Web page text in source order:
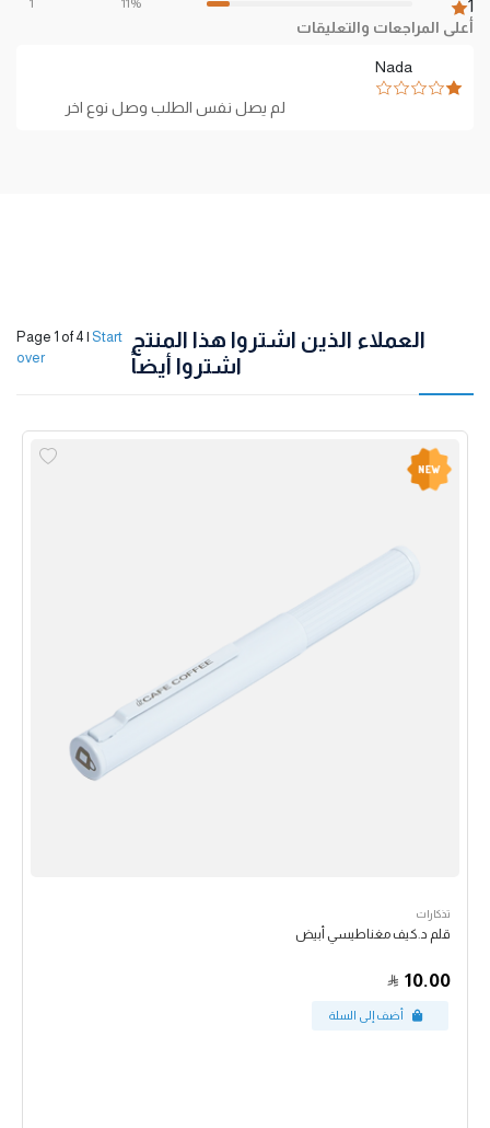
1
أعلى المراجعات والتعليقات
Nada
لم يصل نفس الطلب وصل نوع اخر
العملاء الذين اشتروا هذا المنتج
اشتروا أيضاً
Page 1 of 4 | Start
over
تذكارات
قلم د.كيف مغناطيسي أبيض
10.00